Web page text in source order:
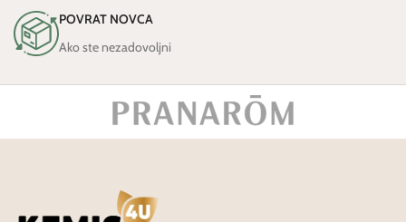
POVRAT NOVCA
Ako ste nezadovoljni